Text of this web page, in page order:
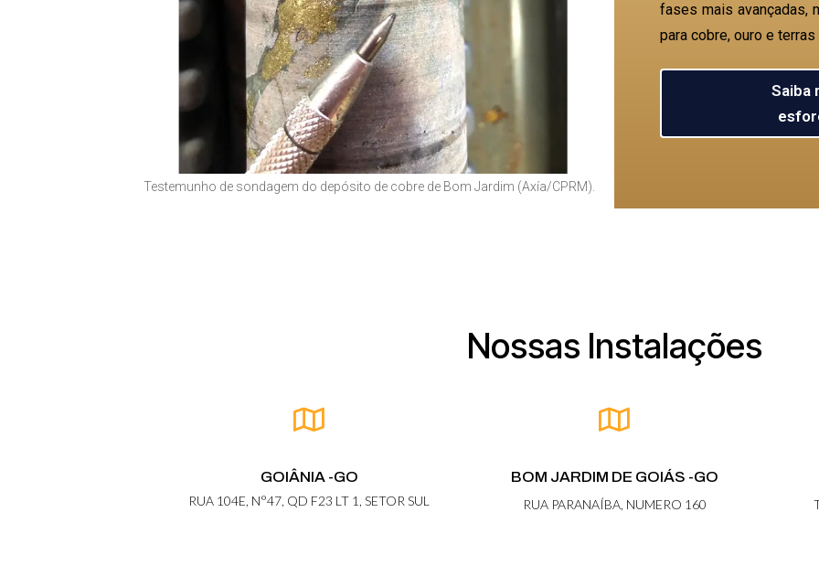
Testemunho de sondagem do depósito de cobre de Bom Jardim (Axía/CPRM).
fases mais avançadas,
para cobre, ouro e terras
Saiba
Nossas Instalações
GOIÂNIA -GO
RUA 104E, N°47, QD F23 LT 1, SETOR SUL
BOM JARDIM DE GOIÁS -GO
RUA PARANAÍBA, NUMERO 160